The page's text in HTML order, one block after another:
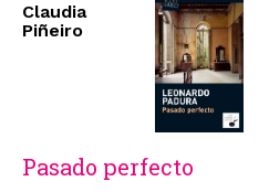
Claudia
Piñeiro
Pasado perfecto